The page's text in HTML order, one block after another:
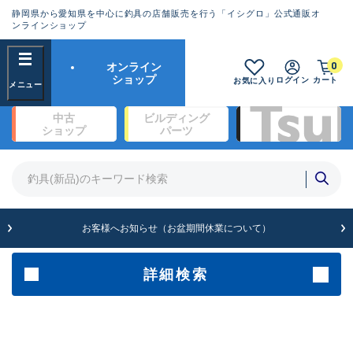
静岡県から愛知県を中心に釣具の店舗販売を行う「イシグロ」公式通販オ
ンラインショップ
オンライン
ショップ
お気に入り ログイン カート
0
中古
ショップ
ビルディング
パーツ
お客様へお知らせ（お盆期間休業について）
詳細検索
フリーワード
商品カテゴリ
リール・カスタムパーツ(342)
ライン・ハリス・道糸(761)
針・仕掛(319)
ランクとは？
良
SA
新古品（メーカー問屋から仕
入れた未使用品）
※店頭展示時の置き傷が付いている
ものも含む
傷が極めて少ない極上品